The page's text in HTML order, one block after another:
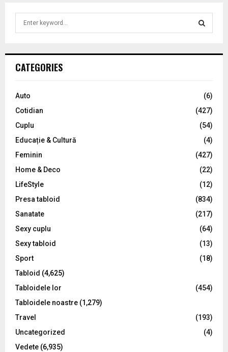
h
o
:
C
CATEGORIES
Auto
(6)
Cotidian
(427)
Cuplu
(54)
Educație & Cultură
(4)
Feminin
(427)
Home & Deco
(22)
LifeStyle
(12)
Presa tabloid
(834)
Sanatate
(217)
Sexy cuplu
(64)
Sexy tabloid
(13)
Sport
(18)
Tabloid (4,625)
Tabloidele lor
(454)
Tabloidele noastre (1,279)
Travel
(193)
Uncategorized
(4)
Vedete (6,935)